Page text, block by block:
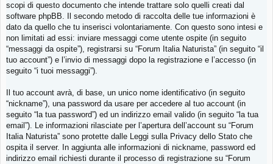
scopi di questo documento che intende trattare solo quelli creati dal
software phpBB. Il secondo metodo di raccolta delle tue informazioni è
dato da quello che tu inserisci volontariamente. Con questo sono intesi e
non limitati ad essi: inviare messaggi come utente ospite (in seguito
“messaggi da ospite”), registrarsi su “Forum Italia Naturista” (in seguito “il
tuo account”) e l’invio di messaggi dopo la registrazione e l’accesso (in
seguito “i tuoi messaggi”).
Il tuo account avrà, di base, un unico nome identificativo (in seguito
“nickname”), una password da usare per accedere al tuo account (in
seguito “la tua password”) ed un indirizzo email valido (in seguito “la tua
email”). Le informazioni rilasciate per l’apertura dell’account su “Forum
Italia Naturista” sono protette dalle Leggi sulla Privacy dello Stato che
ospita il server. In aggiunta alle informazioni di nickname, password ed
indirizzo email richiesti durante il processo di registrazione su “Forum